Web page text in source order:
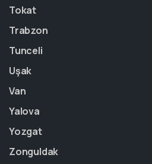
Tokat
Trabzon
Tunceli
Uşak
Van
Yalova
Yozgat
Zonguldak